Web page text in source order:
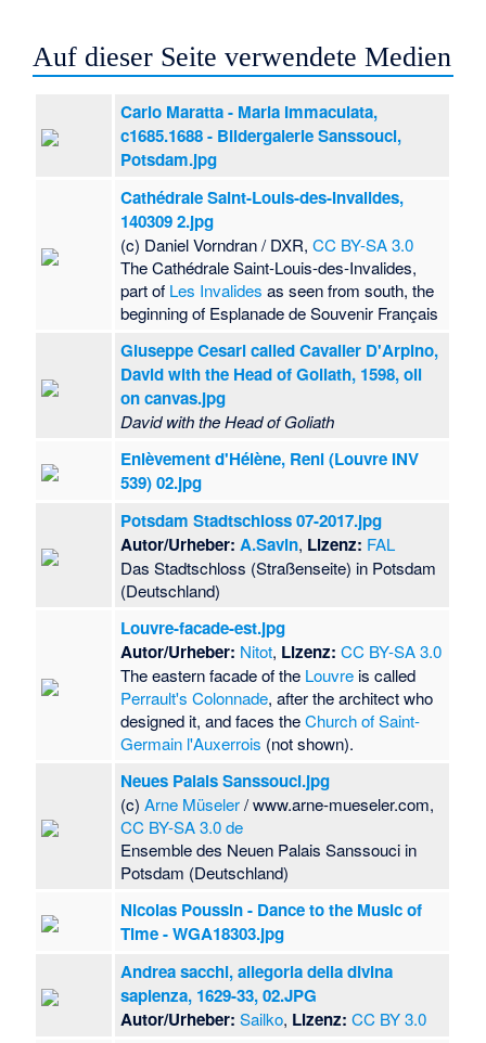
Auf dieser Seite verwendete Medien
Carlo Maratta - Maria Immaculata,
c1685.1688 - Bildergalerie Sanssouci,
Potsdam.jpg
Cathédrale Saint-Louis-des-Invalides,
140309 2.jpg
(c) Daniel Vorndran / DXR,CC BY-SA 3.0
The Cathédrale Saint-Louis-des-Invalides,
part of Les Invalides as seen from south, the
beginning of Esplanade de Souvenir Français
Giuseppe Cesari called Cavalier D'Arpino,
David with the Head of Goliath, 1598, oil
on canvas.jpg
David with the Head of Goliath
Enlèvement d'Hélène, Reni (Louvre INV
539) 02.jpg
Potsdam Stadtschloss 07-2017.jpg
Autor/Urheber: A.Savin, Lizenz: FAL
Das Stadtschloss (Straßenseite) in Potsdam
(Deutschland)
Louvre-facade-est.jpg
Autor/Urheber: Nitot, Lizenz: CC BY-SA 3.0
The eastern facade of the Louvre is called
Perrault's Colonnade, after the architect who
designed it, and faces theChurch of Saint-
Germain l'Auxerrois (not shown).
Neues Palais Sanssouci.jpg
(c)Arne Müseler/ www.arne-mueseler.com,
CC BY-SA 3.0 de
Ensemble des Neuen Palais Sanssouci in
Potsdam (Deutschland)
Nicolas Poussin - Dance to the Music of
Time - WGA18303.jpg
Andrea sacchi, allegoria della divina
sapienza, 1629-33, 02.JPG
Autor/Urheber: Sailko, Lizenz: CC BY 3.0